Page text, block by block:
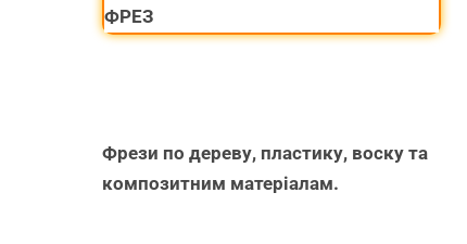
ФРЕЗ
Фрези по дереву, пластику, воску та
композитним матеріалам.